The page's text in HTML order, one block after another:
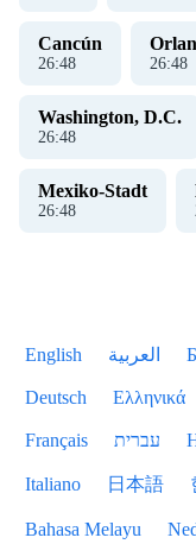
Cancún
26:48 26:48
Washington, D.C.
26:48
Mexiko-Stadt
26:48
English العربية
Deutsch Ελληνικά
Français עברית
Italiano 日本語
Bahasa Melayu